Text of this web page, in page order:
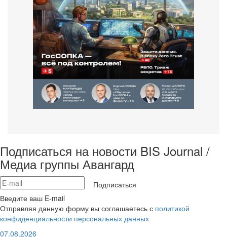
Подписаться на новости BIS Journal /
Медиа группы Авангард
Подписаться
Введите ваш E-mail
Отправляя данную форму вы соглашаетесь с политикой
конфиденциальности персональных данных
07.08.2026